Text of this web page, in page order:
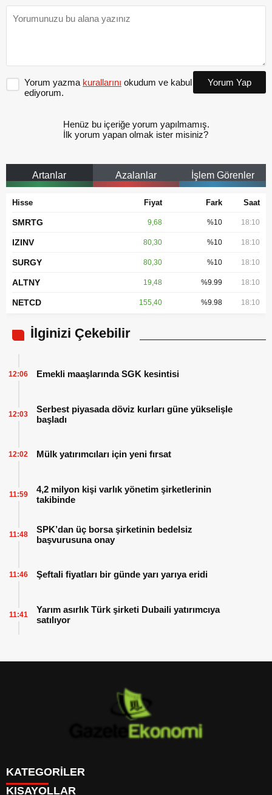
Yorum yazma kurallarını okudum ve kabul
ediyorum.
Yorum Yap
Henüz bu içeriğe yorum yapılmamış.
İlk yorum yapan olmak ister misiniz?
Artanlar Azalanlar İşlem Görenler
Hisse Fiyat Fark Saat
SMRTG 9,68 %10 18:10
IZINV 80,30 %10 18:10
SURGY 80,30 %10 18:10
ALTNY 19,48 %9.99 18:10
NETCD 155,40 %9.98 18:10
İlginizi Çekebilir
Emekli maaşlarında SGK kesintisi
12:06
Serbest piyasada döviz kurları güne yükselişle
başladı
12:03
Mülk yatırımcıları için yeni fırsat
12:02
4,2 milyon kişi varlık yönetim şirketlerinin
takibinde
11:59
SPK’dan üç borsa şirketinin bedelsiz
başvurusuna onay
11:48
Şeftali fiyatları bir günde yarı yarıya eridi
11:46
Yarım asırlık Türk şirketi Dubaili yatırımcıya
satılıyor
11:41
KATEGORİLER
KISAYOLLAR